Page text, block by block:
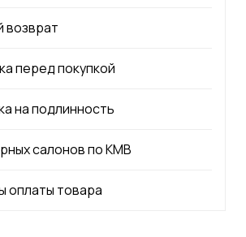
возврат
перед покупкой
на подлинность
салонов по КМВ
оплаты товара